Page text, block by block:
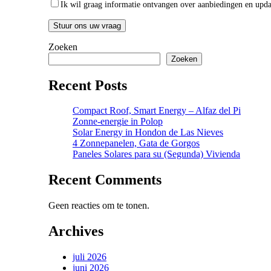
Ik wil graag informatie ontvangen over aanbiedingen en
Zoeken
Zoeken
Recent Posts
Compact Roof, Smart Energy – Alfaz del Pi
Zonne-energie in Polop
Solar Energy in Hondon de Las Nieves
4 Zonnepanelen, Gata de Gorgos
Paneles Solares para su (Segunda) Vivienda
Recent Comments
Geen reacties om te tonen.
Archives
juli 2026
juni 2026